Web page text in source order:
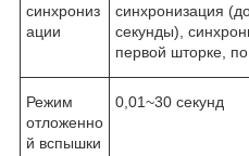
синхрониз
ации
синхронизация
секунды),
первой шторке,
Режим
отложенно
й вспышки
0,01~30 секунд